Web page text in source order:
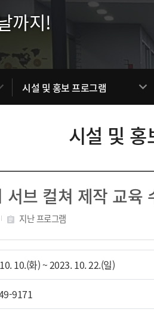
까지!
시설 및 홍보 프로그램
시설 및 홍
브 컬쳐 제작 교육
assignment 지난 프로그램
10.(화) ~ 2023. 10. 22.(일)
9171